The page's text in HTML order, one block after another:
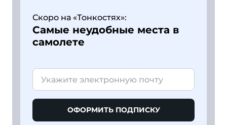
Скоро на «Тонкостях»:
Самые неудобные места в
самолете
ОФОРМИТЬ ПОДПИСКУ